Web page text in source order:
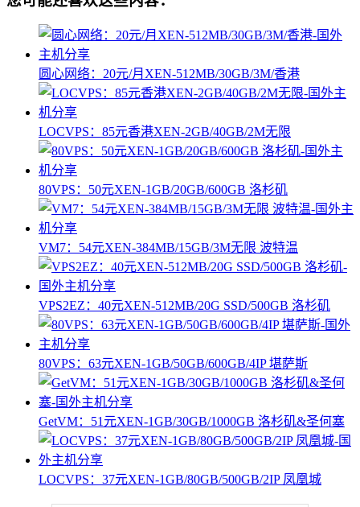
圆心网络：20元/月XEN-512MB/30GB/3M/香港
LOCVPS：85元香港XEN-2GB/40GB/2M无限
80VPS：50元XEN-1GB/20GB/600GB 洛杉矶
VM7：54元XEN-384MB/15GB/3M无限 波特温
VPS2EZ：40元XEN-512MB/20G SSD/500GB 洛杉矶
80VPS：63元XEN-1GB/50GB/600GB/4IP 堪萨斯
GetVM：51元XEN-1GB/30GB/1000GB 洛杉矶&圣何塞
LOCVPS：37元XEN-1GB/80GB/500GB/2IP 凤凰城